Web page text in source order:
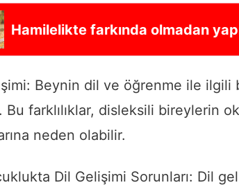
Hamilelikte farkında olmadan
Beynin dil ve öğrenme ile ilgili
Bu farklılıklar, disleksili bireylerin
neden olabilir.
Dil Gelişimi Sorunları: Dil